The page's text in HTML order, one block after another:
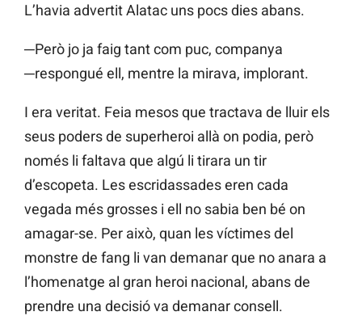
L’havia advertit Alatac uns pocs dies abans.
─Però jo ja faig tant com puc, companya
─respongué ell, mentre la mirava, implorant.
I era veritat. Feia mesos que tractava de lluir els
seus poders de superheroi allà on podia, però
només li faltava que algú li tirara un tir
d’escopeta. Les escridassades eren cada
vegada més grosses i ell no sabia ben bé on
amagar-se. Per això, quan les víctimes del
monstre de fang li van demanar que no anara a
l’homenatge al gran heroi nacional, abans de
prendre una decisió va demanar consell.